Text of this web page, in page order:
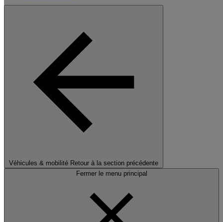
Véhicules & mobilité Retour à la section précédente
Fermer le menu principal